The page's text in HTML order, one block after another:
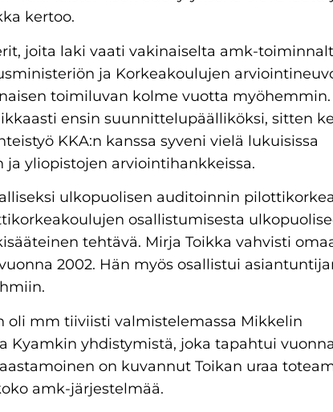
kertoo.
joita laki vaati vakinaiselta amk-
ja Korkeakoulujen
toimiluvan kolme vuotta myöhemmin.
ensin suunnittelupäälliköksi, sitten
KKA:n kanssa syveni vielä lukuisissa
yliopistojen arviointihankkeissa.
ulkopuolisen auditoinnin
osallistumisesta
tehtävä. Mirja Toikka vahvisti
2002. Hän myös osallistui
oli mm tiiviisti valmistelemassa Mikkelin
yhdistymistä, joka tapahtui vuonna
on kuvannut Toikan uraa
amk-järjestelmää.